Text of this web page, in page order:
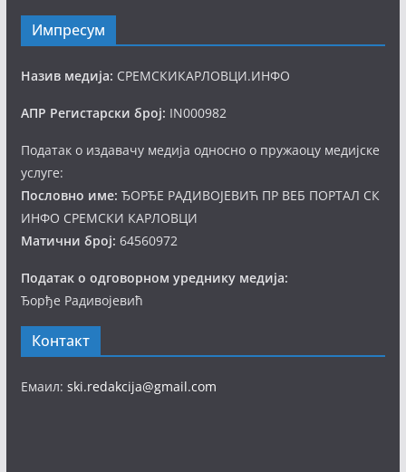
Импресум
Назив медија: СРЕМСКИКАРЛОВЦИ.ИНФО
АПР Регистарски број: IN000982
Податак о издавачу медија односно о пружаоцу медијске
услуге:
Пословно име: ЂОРЂЕ РАДИВОЈЕВИЋ ПР ВЕБ ПОРТАЛ СК
ИНФО СРЕМСКИ КАРЛОВЦИ
Матични број: 64560972
Податак о одговорном уреднику медија:
Ђорђе Радивојевић
Контакт
Емаил: ski.redakcija@gmail.com